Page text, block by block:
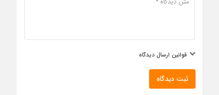
قوانین ارسال دیدگاه
ثبت دیدگاه